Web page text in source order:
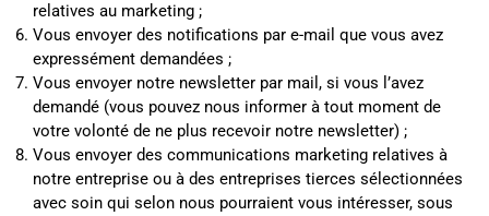
relatives au marketing ;
Vous envoyer des notifications par e-mail que vous avez
expressément demandées ;
Vous envoyer notre newsletter par mail, si vous l’avez
demandé (vous pouvez nous informer à tout moment de
votre volonté de ne plus recevoir notre newsletter) ;
Vous envoyer des communications marketing relatives à
notre entreprise ou à des entreprises tierces sélectionnées
avec soin qui selon nous pourraient vous intéresser, sous